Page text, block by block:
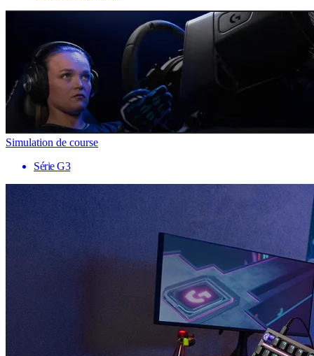
Simulation de course
Série G3